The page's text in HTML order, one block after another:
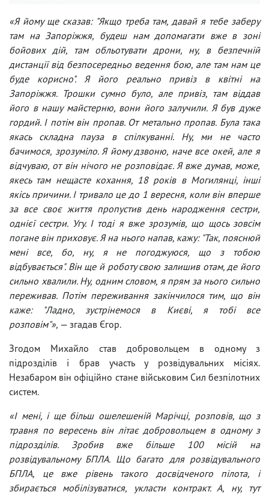
«Я йому ще сказав: "Якщо треба там, давай я тебе заберу
там на Запоріжжя, будеш нам допомагати вже в зоні
бойових дій, там обльотувати дрони, ну, в безпечній
дистанції від безпосередньо ведення бою, але там нам це
буде корисно". Я його реально привіз в квітні на
Запоріжжя. Трошки сумно було, але привіз, там віддав
його в нашу майстерню, вони його залучили. Я був дуже
гордий. І потім він пропав. От метально пропав. Була така
якась складна пауза в спілкуванні. Ну, ми не часто
бачимося, зрозуміло. Я йому дзвоню, наче все окей, але я
відчуваю, от він нічого не розповідає. Я вже думав, може,
якесь там нещасте кохання, 18 років в Могилянці, інші
якісь причини. І тривало це до 1 вересня, коли він вперше
за все своє життя пропустив день народження сестри,
однієї сестри. Угу. І тоді я вже зрозумів, що щось зовсім
погане він приховує. Я на нього напав, кажу: "Так, пояснюй
мені все, бо, ну, я не погоджуюся, що з тобою
відбувається". Він ще й роботу свою залишив отам, де його
сильно хвалили. Ну, одним словом, я прям за нього сильно
переживав. Потім переживання закінчилося тим, що він
каже: "Ладно, зустрінемося в Києві, я тобі все
розповім"», — згадав Єгор.
Згодом Михайло став добровольцем в одному з
підрозділів і брав участь у розвідувальних місіях.
Незабаром він офіційно стане військовим Сил безпілотних
систем.
«І мені, і ще більш ошелешеній Марічці, розповів, що з
травня по вересень він літає добровольцем в одному з
підрозділів. Зробив вже більше 100 місій на
розвідувальному БПЛА. Що багато для розвідувального
БПЛА, це вже рівень такого досвідченого пілота, і
збирається мобілізуватися, укласти контракт. А, ну, тут